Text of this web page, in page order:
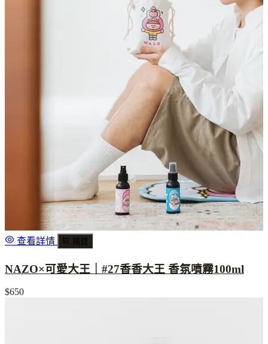
查看詳情 購買
NAZO×可愛大王｜#27香香大王 香氛噴霧100ml
$650